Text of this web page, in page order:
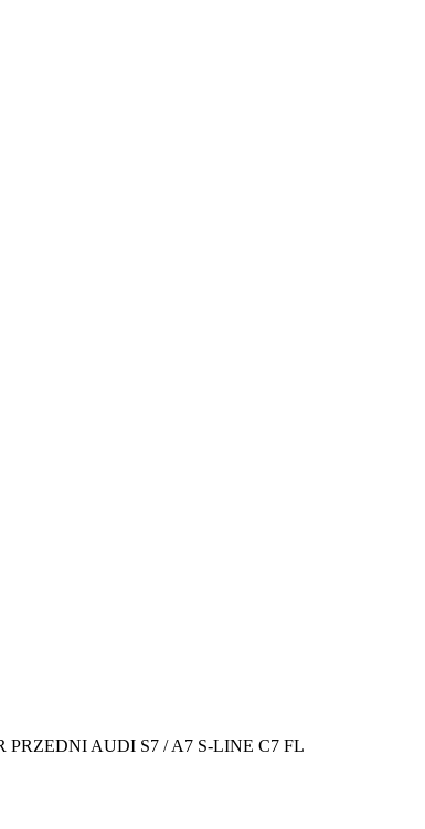
PRZEDNI AUDI S7 / A7 S-LINE C7 FL